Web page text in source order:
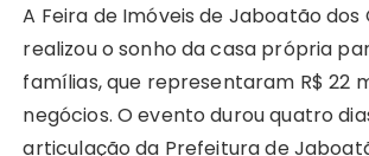
A Feira de Imóveis de Jaboatão dos
realizou o sonho da casa própria
famílias, que representaram R$ 22
negócios. O evento durou quatro
articulação da Prefeitura de